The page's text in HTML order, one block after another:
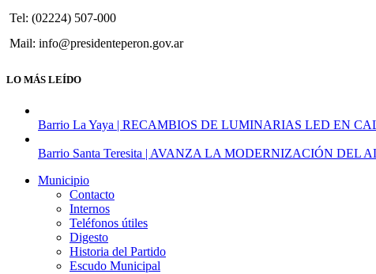
Tel: (02224) 507-000
Mail: info@presidenteperon.gov.ar
LO MÁS LEÍDO
Barrio La Yaya | RECAMBIOS DE LUMINARIAS LED EN
Barrio Santa Teresita | AVANZA LA MODERNIZACIÓN
Municipio
Contacto
Internos
Teléfonos útiles
Digesto
Historia del Partido
Escudo Municipal